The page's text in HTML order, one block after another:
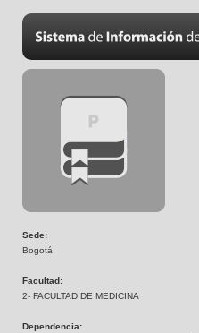
Sede:
Bogotá
Facultad:
2- FACULTAD DE MEDICINA
Dependencia: